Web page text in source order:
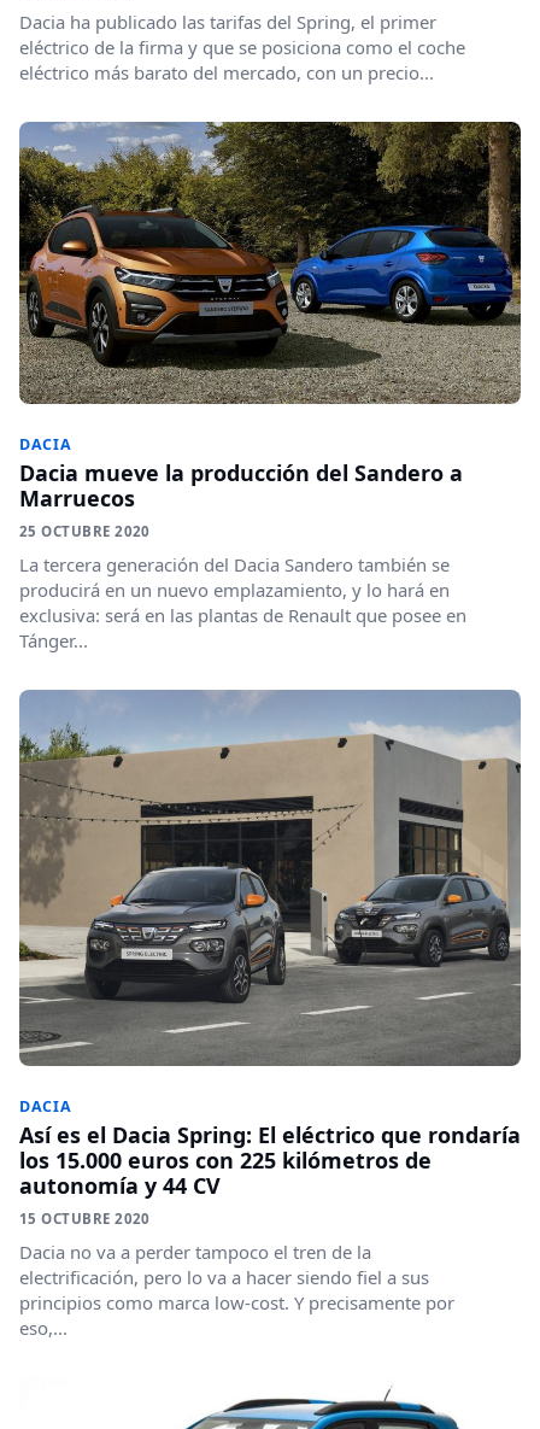
Dacia ha publicado las tarifas del Spring, el primer
eléctrico de la firma y que se posiciona como el coche
eléctrico más barato del mercado, con un precio...
DACIA
Dacia mueve la producción del Sandero a
Marruecos
25 OCTUBRE 2020
La tercera generación del Dacia Sandero también se
producirá en un nuevo emplazamiento, y lo hará en
exclusiva: será en las plantas de Renault que posee en
Tánger...
DACIA
Así es el Dacia Spring: El eléctrico que rondaría
los 15.000 euros con 225 kilómetros de
autonomía y 44 CV
15 OCTUBRE 2020
Dacia no va a perder tampoco el tren de la
electrificación, pero lo va a hacer siendo fiel a sus
principios como marca low-cost. Y precisamente por
eso,...